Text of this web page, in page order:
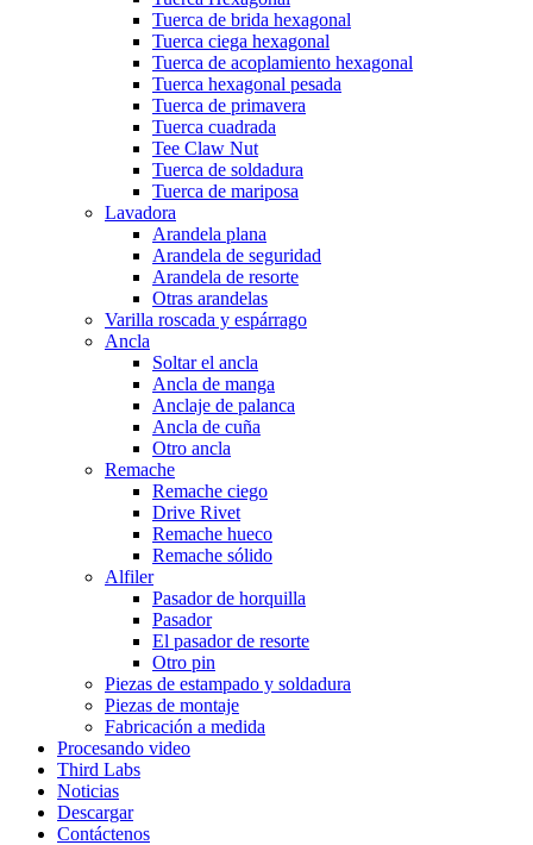
Tuerca de brida hexagonal
Tuerca ciega hexagonal
Tuerca de acoplamiento hexagonal
Tuerca hexagonal pesada
Tuerca de primavera
Tuerca cuadrada
Tee Claw Nut
Tuerca de soldadura
Tuerca de mariposa
Lavadora
Arandela plana
Arandela de seguridad
Arandela de resorte
Otras arandelas
Varilla roscada y espárrago
Ancla
Soltar el ancla
Ancla de manga
Anclaje de palanca
Ancla de cuña
Otro ancla
Remache
Remache ciego
Drive Rivet
Remache hueco
Remache sólido
Alfiler
Pasador de horquilla
Pasador
El pasador de resorte
Otro pin
Piezas de estampado y soldadura
Piezas de montaje
Fabricación a medida
Procesando video
Third Labs
Noticias
Descargar
Contáctenos